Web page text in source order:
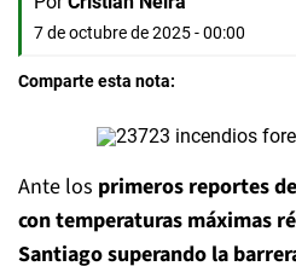
7 de octubre de 2025 - 00:00
Comparte esta nota:
Ante los primeros reportes
con temperaturas máximas
Santiago superando la